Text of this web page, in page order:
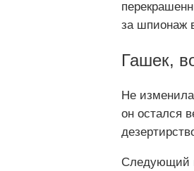
за шпионаж
Гашек,
Не
он остался
Следующий